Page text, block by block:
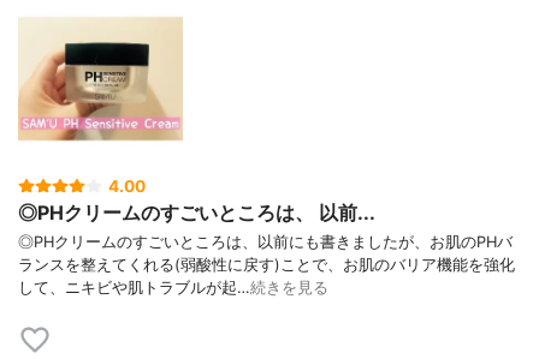
4.00
◎PHクリームのすごいところは、 以前...
◎PHクリームのすごいところは、以前にも書きましたが、お肌のPHバ
ランスを整えてくれる(弱酸性に戻す)ことで、お肌のバリア機能を強化
して、ニキビや肌トラブルが起…続きを見る